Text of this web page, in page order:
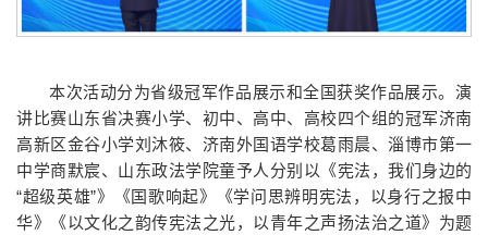
本次活动分为省级冠军作品展示和全国获奖作品展示。演
讲比赛山东省决赛小学、初中、高中、高校四个组的冠军济南
高新区金谷小学刘沐筱、济南外国语学校葛雨晨、淄博市第一
中学商默宸、山东政法学院童予人分别以《宪法，我们身边的
“超级英雄”》《国歌响起》《学问思辨明宪法，以身行之报中
华》《以文化之韵传宪法之光，以青年之声扬法治之道》为题